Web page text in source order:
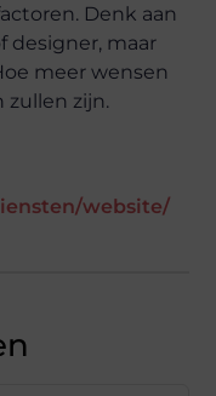
Denk aan
designer, maar
meer wensen
zullen zijn.
website/